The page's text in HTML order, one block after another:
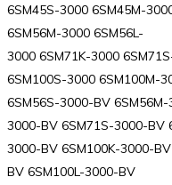
6SM45S-3000 6SM45M-
6SM56M-3000 6SM56L-
3000 6SM71K-3000
6SM100S-3000 6SM100M-
6SM56S-3000-BV
3000-BV 6SM71S-3000-BV
3000-BV 6SM100K-3000-
BV 6SM100L-3000-BV